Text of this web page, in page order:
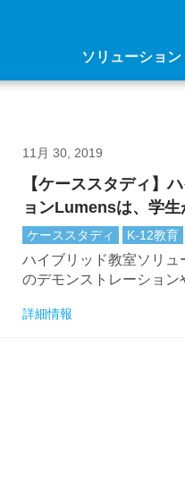
ソリューション
11月 30, 2019
【ケーススタディ】
ョンLumensは、学
立ちます
ケーススタディ K-12教育
ハイブリッド教室ソリ
のデモンストレーション
詳細情報